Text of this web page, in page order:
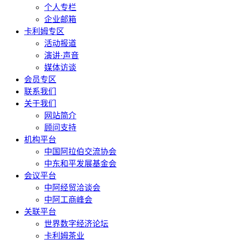
个人专栏
企业邮箱
卡利姆专区
活动报道
演讲·声音
媒体访谈
会员专区
联系我们
关于我们
网站简介
顾问支持
机构平台
中国阿拉伯交流协会
中东和平发展基金会
会议平台
中阿经贸洽谈会
中阿工商峰会
关联平台
世界数字经济论坛
卡利姆茶业